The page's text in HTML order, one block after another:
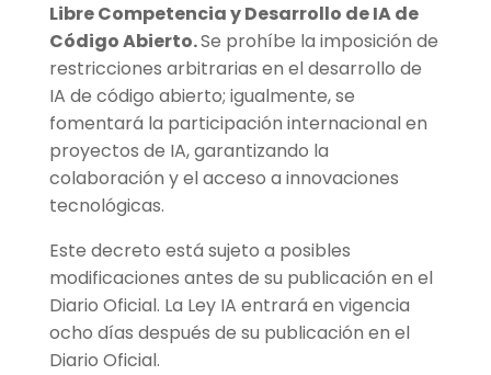
Libre Competencia y Desarrollo de IA de
Código Abierto.Se prohíbe la imposición de
restricciones arbitrarias en el desarrollo de
IA de código abierto; igualmente, se
fomentará la participación internacional en
proyectos de IA, garantizando la
colaboración y el acceso a innovaciones
tecnológicas.
Este decreto está sujeto a posibles
modificaciones antes de su publicación en el
Diario Oficial. La Ley IA entrará en vigencia
ocho días después de su publicación en el
Diario Oficial.